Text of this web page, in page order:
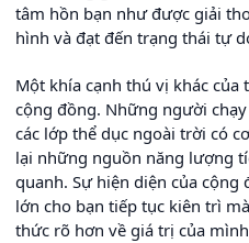
tâm hồn bạn như được giải
hình và đạt đến trạng thái tự
Một khía cạnh thú vị khác của
cộng đồng. Những người
các lớp thể dục ngoài trời có
lại những nguồn năng lượng
quanh. Sự hiện diện của
lớn cho bạn tiếp tục kiên trì
thức rõ hơn về giá trị của